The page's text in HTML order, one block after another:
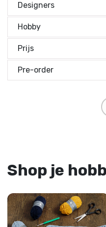
Designers
Hobby
Prijs
Prijs indicatie
Pre-order
Shop je